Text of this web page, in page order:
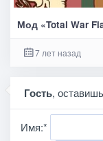
Мод «Total War
7 лет назад
Гость,
Имя:*